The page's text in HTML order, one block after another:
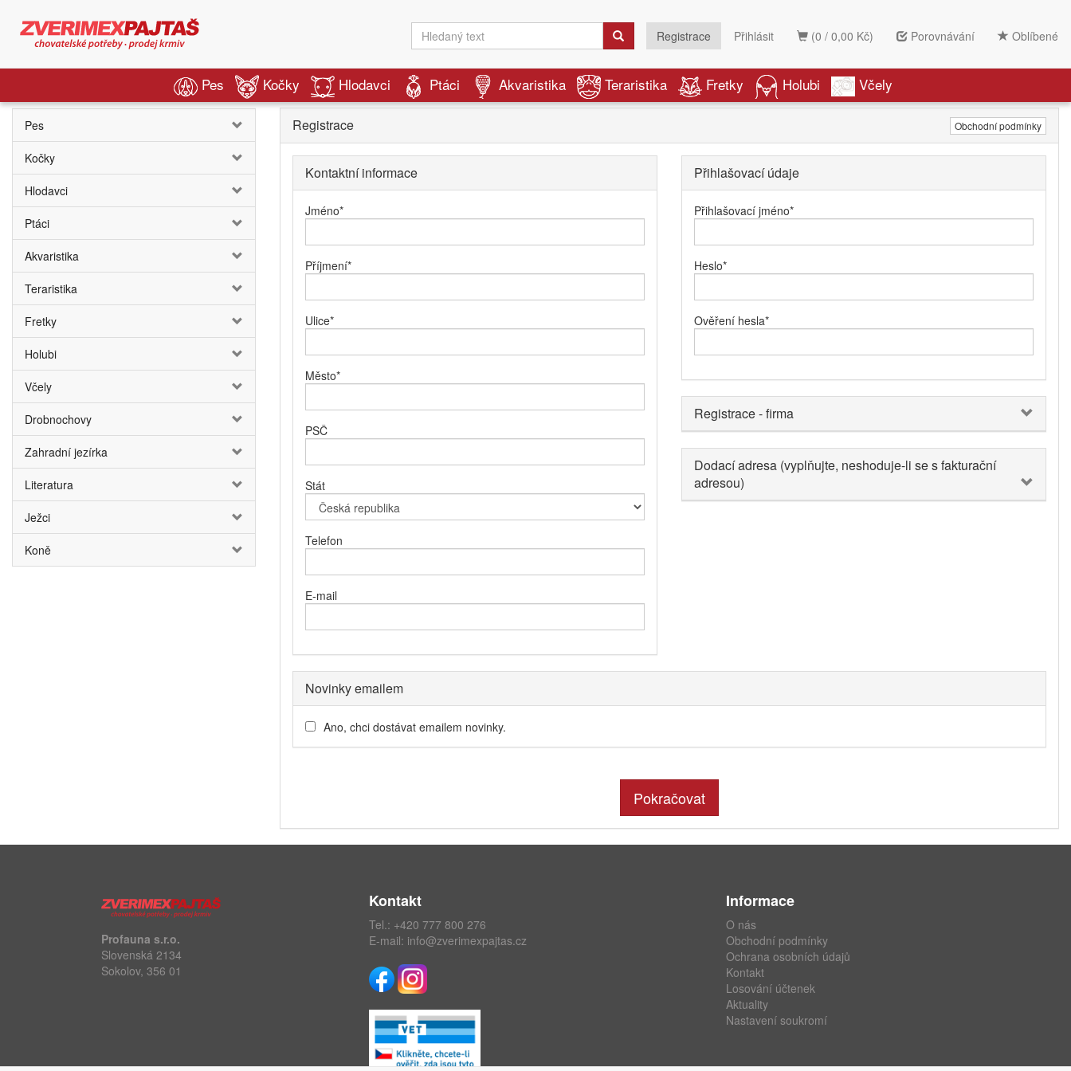
(0 / 0,00 Kč) Porovnávání Oblíbené
Registrace Přihlásit
Pes Kočky Hlodavci Ptáci Akvaristika Teraristika Fretky Holubi Včely
Pes
Kočky
Hlodavci
Ptáci
Akvaristika
Teraristika
Fretky
Holubi
Včely
Drobnochovy
Zahradní jezírka
Literatura
Ježci
Koně
Registrace Obchodní podmínky
Kontaktní informace
Jméno*
Příjmení*
Ulice*
Město*
PSČ
Stát
Telefon
E-mail
Přihlašovací údaje
Přihlašovací jméno*
Heslo*
Ověření hesla*
Registrace - firma
Dodací adresa (vyplňujte, neshoduje-li se s fakturační
adresou)
Novinky emailem
Ano, chci dostávat emailem novinky.
Pokračovat
Profauna s.r.o.
Slovenská 2134
Sokolov, 356 01
Kontakt
Tel.: +420 777 800 276
E-mail: info@zverimexpajtas.cz
Informace
O nás
Obchodní podmínky
Ochrana osobních údajů
Kontakt
Losování účtenek
Aktuality
Nastavení soukromí